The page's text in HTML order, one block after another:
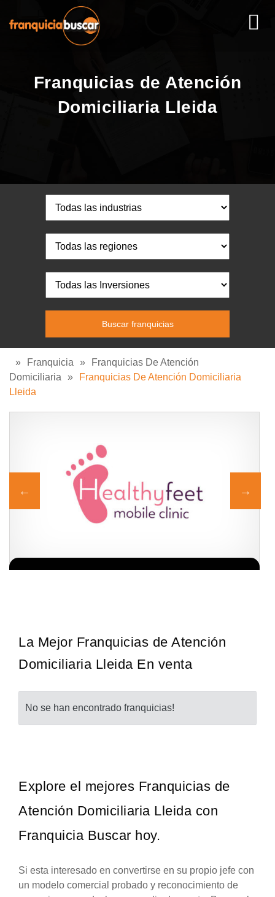
Franquicias de Atención
Domiciliaria Lleida
» Franquicia »
Franquicias De Atención
Domiciliaria
»
Franquicias De Atención Domiciliaria
Lleida
La Mejor Franquicias de Atención
Domiciliaria Lleida En venta
No se han encontrado franquicias!
Explore el mejores Franquicias de
Atención Domiciliaria Lleida con
Franquicia Buscar hoy.
Si esta interesado en convertirse en su propio jefe con
un modelo comercial probado y reconocimiento de